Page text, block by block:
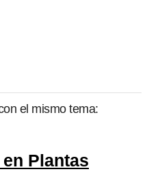
el mismo tema:
Plantas